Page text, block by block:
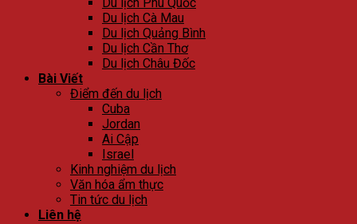
Du lịch Cà Mau
Du lịch Quảng Bình
Du lịch Cần Thơ
Du lịch Châu Đốc
Bài Viết
Điểm đến du lịch
Cuba
Jordan
Ai Cập
Israel
Kinh nghiệm du lịch
Văn hóa ẩm thực
Tin tức du lịch
Liên hệ